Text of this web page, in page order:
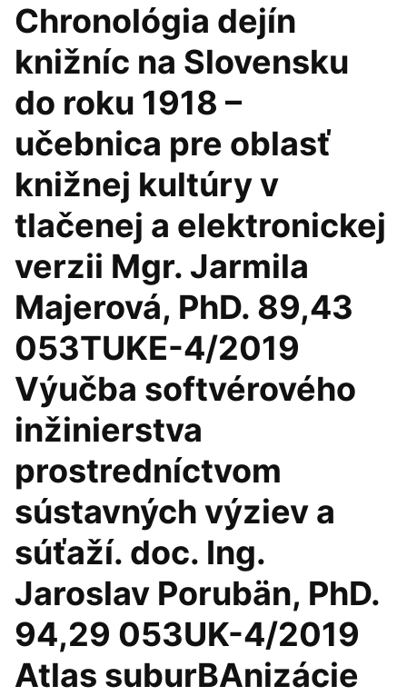
Chronológia dejín
knižníc na Slovensku
do roku 1918 –
učebnica pre oblasť
knižnej kultúry v
tlačenej a elektronickej
verzii Mgr. Jarmila
Majerová, PhD. 89,43
053TUKE-4/2019
Výučba softvérového
inžinierstva
prostredníctvom
sústavných výziev a
súťaží. doc. Ing.
Jaroslav Porubän, PhD.
94,29 053UK-4/2019
Atlas suburBAnizácie